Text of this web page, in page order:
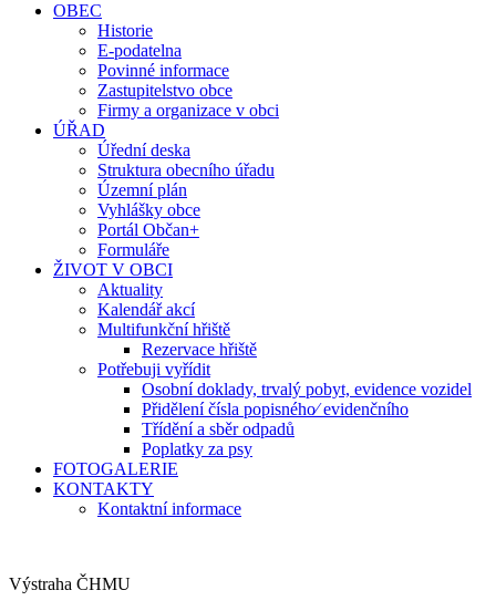
OBEC
Historie
E-podatelna
Povinné informace
Zastupitelstvo obce
Firmy a organizace v obci
ÚŘAD
Úřední deska
Struktura obecního úřadu
Územní plán
Vyhlášky obce
Portál Občan+
Formuláře
ŽIVOT V OBCI
Aktuality
Kalendář akcí
Multifunkční hřiště
Rezervace hřiště
Potřebuji vyřídit
Osobní doklady, trvalý pobyt, evidence vozidel
Přidělení čísla popisného⁄ evidenčního
Třídění a sběr odpadů
Poplatky za psy
FOTOGALERIE
KONTAKTY
Kontaktní informace
Výstraha ČHMU